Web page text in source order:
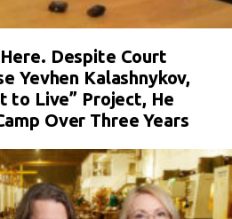
Despite Court
Yevhen Kalashnykov,
to Live” Project, He
Over Three Years